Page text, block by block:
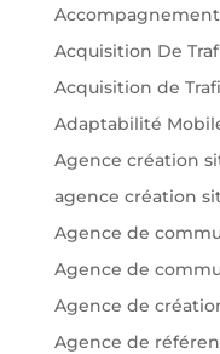
Acquisition De
Acquisition de
Adaptabilité
Agence création
agence création
Agence de
Agence de
Agence de
Agence de